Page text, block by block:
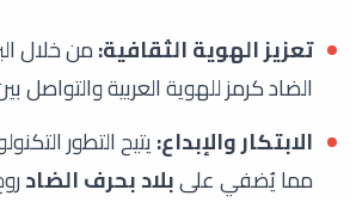
تعزيز الهوية الثقافية:من خلال
الضاد كرمز للهوية العربية والتواصل
الابتكار والإبداع:يتيح التطور
مما يُضفي علىبلاد بحرف الضاد